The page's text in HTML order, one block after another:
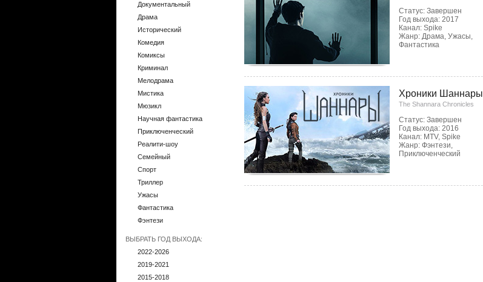
Документальный
Драма
Исторический
Комедия
Комиксы
Криминал
Мелодрама
Мистика
Мюзикл
Научная фантастика
Приключенческий
Реалити-шоу
Семейный
Спорт
Триллер
Ужасы
Фантастика
Фэнтези
ВЫБРАТЬ ГОД ВЫХОДА:
2022-2026
2019-2021
2015-2018
Статус: Завершен
Год выхода: 2017
Канал: Spike
Жанр: Драма, Ужасы,
Фантастика
Хроники Шаннары
The Shannara Chronicles
Статус: Завершен
Год выхода: 2016
Канал: MTV, Spike
Жанр: Фэнтези,
Приключенческий